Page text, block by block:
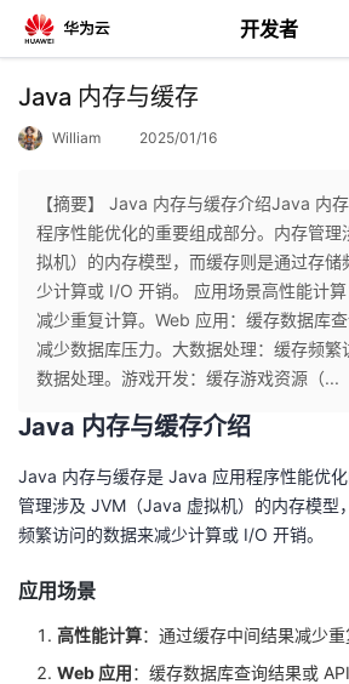
开发者
返
个
人
页
我
开
发
者
我
Java 内存与缓存
William 2025/01/16
【摘要】 Java 内存与缓存介绍Java 内
程序性能优化的重要组成部分。内存管
拟机）的内存模型，而缓存则是通过存储
少计算或 I/O 开销。 应用场景高性能计
减少重复计算。Web 应用：缓存数据库查
减少数据库压力。大数据处理：缓存频繁
数据处理。游戏开发：缓存游戏资源（...
Java 内存与缓存介绍
Java 内存与缓存是 Java 应用程序性能优
管理涉及 JVM（Java 虚拟机）的内存模型
频繁访问的数据来减少计算或 I/O 开销。
应用场景
高性能计算：通过缓存中间结果减少重
Web 应用：缓存数据库查询结果或